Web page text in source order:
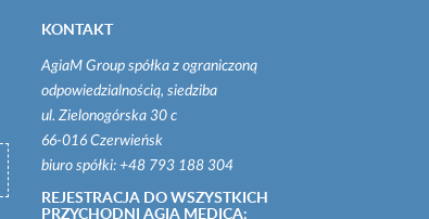
KONTAKT
AgiaM Group spółka z ograniczoną
odpowiedzialnością, siedziba
ul. Zielonogórska 30 c
66-016 Czerwieńsk
biuro spółki: +48 793 188 304
REJESTRACJA DO WSZYSTKICH
PRZYCHODNI AGIA MEDICA: